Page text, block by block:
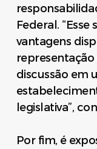
Federal.
vantagens
discussão em
legislativa”,
Por fim, é